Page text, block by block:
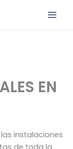
EN
instalaciones